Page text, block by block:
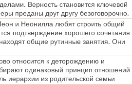
Верность становится ключевой
преданы друг другу безоговорочно.
и Неонилла любят строить общий
подтверждение хорошего сочетания
общие рутинные занятия. Они
относится к деторождению и
одинаковый принцип отношений
иерархии из родительской семьи